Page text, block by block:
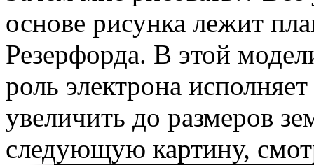
основе рисунка лежит
Резерфорда. В этой
роль электрона
увеличить до размеров
следующую картину,